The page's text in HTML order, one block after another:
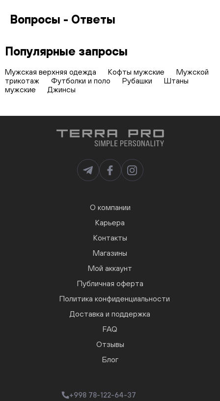
Вопросы - Ответы
Популярные запросы
Мужская верхняя одежда Кофты мужские
Мужской
трикотаж
Футболки и поло Рубашки
Штаны
мужские
Джинсы
О компании
Карьера
Контакты
Магазины
Мой аккаунт
Публичная оферта
Политика конфиденциальности
Доставка и поддержка
FAQ
Отзывы
Блог
+998 78-122-64-37